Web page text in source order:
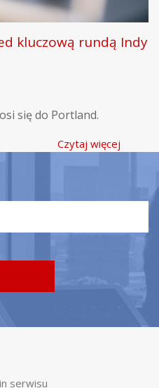
kluczową rundą Indy
się do Portland.
Czytaj więcej
serwisu